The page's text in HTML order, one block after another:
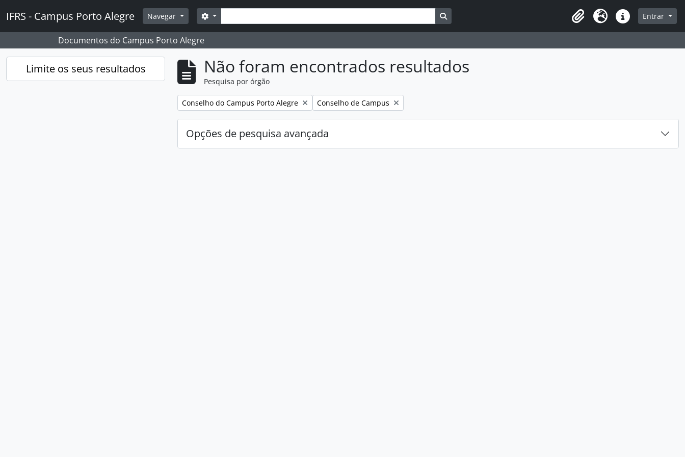
IFRS - Campus Porto Alegre Navegar Pesquisar
Opções de busca Busque na página de navegação
Idioma Ligações rápidas
Entrar
Documentos do Campus Porto Alegre
Limite os seus resultados Não foram encontrados resultados
Pesquisa por órgão
Remover filtro:
Conselho do Campus Porto Alegre Remover filtro:
Conselho de Campus
Opções de pesquisa avançada